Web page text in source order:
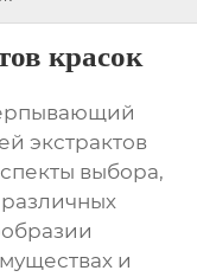
красок
экстрактов
выбора,
и